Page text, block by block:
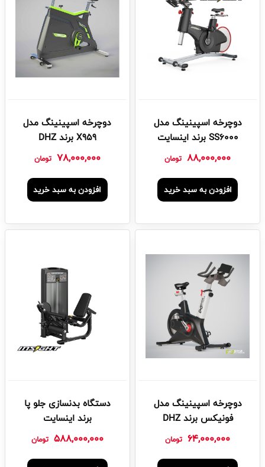
دوچرخه اسپینینگ مدل
SS6000 برند اینسایت
88,000,000 تومان
افزودن به سبد خرید
دوچرخه اسپینینگ مدل
X959 برند DHZ
78,000,000 تومان
افزودن به سبد خرید
دوچرخه اسپینینگ مدل
فونیکس برند DHZ
64,000,000 تومان
دستگاه بدنسازی جلو پا
برند اینسایت
588,000,000 تومان